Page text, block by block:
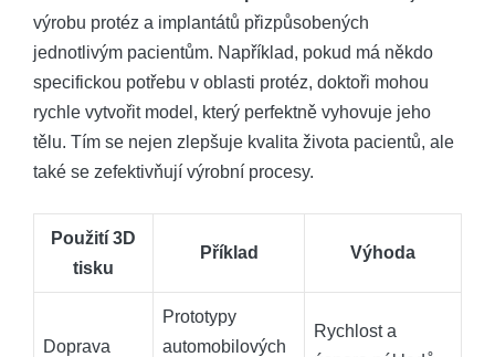
výrobu protéz a implantátů přizpůsobených
jednotlivým pacientům. Například, pokud má někdo
specifickou potřebu v oblasti protéz, doktoři mohou
rychle vytvořit model, který perfektně vyhovuje jeho
tělu. Tím se nejen zlepšuje kvalita života pacientů, ale
také se zefektivňují výrobní procesy.
Použití 3D
tisku
Příklad Výhoda
Doprava
Prototypy
automobilových
Rychlost a